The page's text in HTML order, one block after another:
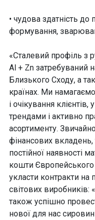
• чудова здатність
формування,
«Сталевий профіль з
Al + Zn затребуваний
Близького Сходу, а
країнах. Ми
і очікування
трендами і активно
асортименту.
фінансових
постійної наявності
кошти
укласти контракти на
світових виробників:
також успішно
нової для нас